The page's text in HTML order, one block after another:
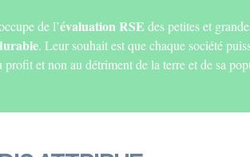
de l’évaluation RSE des petites et
. Leur souhait est que chaque société
profit et non au détriment de la terre et de sa